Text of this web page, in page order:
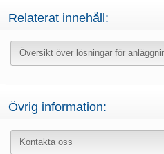
Relaterat innehåll:
Översikt över lösningar för
Övrig information:
Kontakta oss